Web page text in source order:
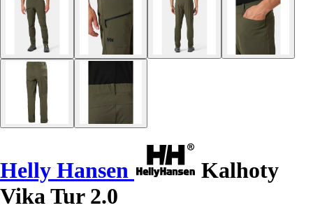
Helly Hansen
Kalhoty
Vika Tur 2.0